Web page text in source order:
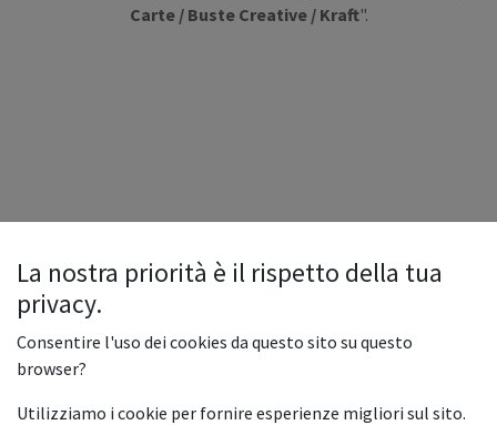
Carte / Buste Creative / Kraft".
La nostra priorità è il rispetto della tua
privacy.
Consentire l'uso dei cookies da questo sito su questo
browser?
Utilizziamo i cookie per fornire esperienze migliori sul sito.